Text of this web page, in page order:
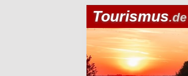
Tourismus.de